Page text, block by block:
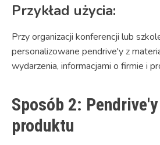
Przykład użycia:
Przy organizacji konferencji lub
personalizowane pendrive'y z
wydarzenia, informacjami o firmie i
Sposób 2:
produktu